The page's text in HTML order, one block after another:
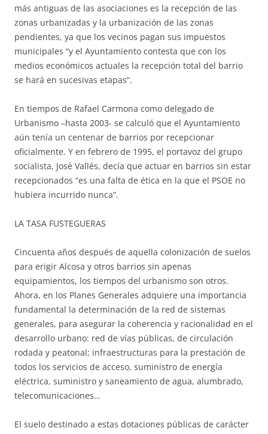
más antiguas de las asociaciones es la recepción de las
zonas urbanizadas y la urbanización de las zonas
pendientes, ya que los vecinos pagan sus impuestos
municipales “y el Ayuntamiento contesta que con los
medios económicos actuales la recepción total del barrio
se hará en sucesivas etapas”.
En tiempos de Rafael Carmona como delegado de
Urbanismo –hasta 2003- se calculó que el Ayuntamiento
aún tenía un centenar de barrios por recepcionar
oficialmente. Y en febrero de 1995, el portavoz del grupo
socialista, José Vallés, decía que actuar en barrios sin estar
recepcionados “es una falta de ética en la que el PSOE no
hubiera incurrido nunca”.
LA TASA FUSTEGUERAS
Cincuenta años después de aquella colonización de suelos
para erigir Alcosa y otros barrios sin apenas
equipamientos, los tiempos del urbanismo son otros.
Ahora, en los Planes Generales adquiere una importancia
fundamental la determinación de la red de sistemas
generales, para asegurar la coherencia y racionalidad en el
desarrollo urbano: red de vías públicas, de circulación
rodada y peatonal; infraestructuras para la prestación de
todos los servicios de acceso, suministro de energía
eléctrica, suministro y saneamiento de agua, alumbrado,
telecomunicaciones…
El suelo destinado a estas dotaciones públicas de carácter